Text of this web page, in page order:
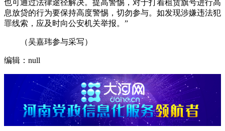
也可通过法律途径解决。提高警惕，对于打着租赁旗号进行高
息放贷的行为要保持高度警惕，切勿参与。如发现涉嫌违法犯
罪线索，应及时向公安机关举报。”
（吴嘉玮参与采写）
编辑：null